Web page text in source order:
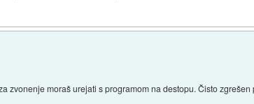
zvonenje moraš urejati s programom na destopu. Čisto zgrešen